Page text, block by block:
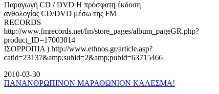
Παραγωγή CD / DVD Η πρόσφατη έκδοση
ανθολογίας CD/DVD μέσω της FM
RECORDS
http://www.fmrecords.net/fm/store_pages/album_pageGR.php?
product_ID=17003014
ΙΣΟΡΡΟΠΙΑ ) http://www.ethnos.gr/article.asp?
catid=23137&amp;subid=2&amp;pubid=63715466
2010-03-30
ΠΑΝΑΝΘΡΩΠΙΝΟΝ ΜΑΡΑΘΩΝΙΟΝ ΚΑΛΕΣΜΑ!